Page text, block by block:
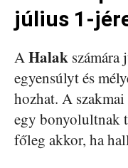
július 1-
AHalak számára
egyensúlyt és
hozhat. A
egy bonyolultnak
főleg akkor, ha